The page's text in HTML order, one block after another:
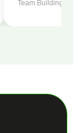
Team Building -